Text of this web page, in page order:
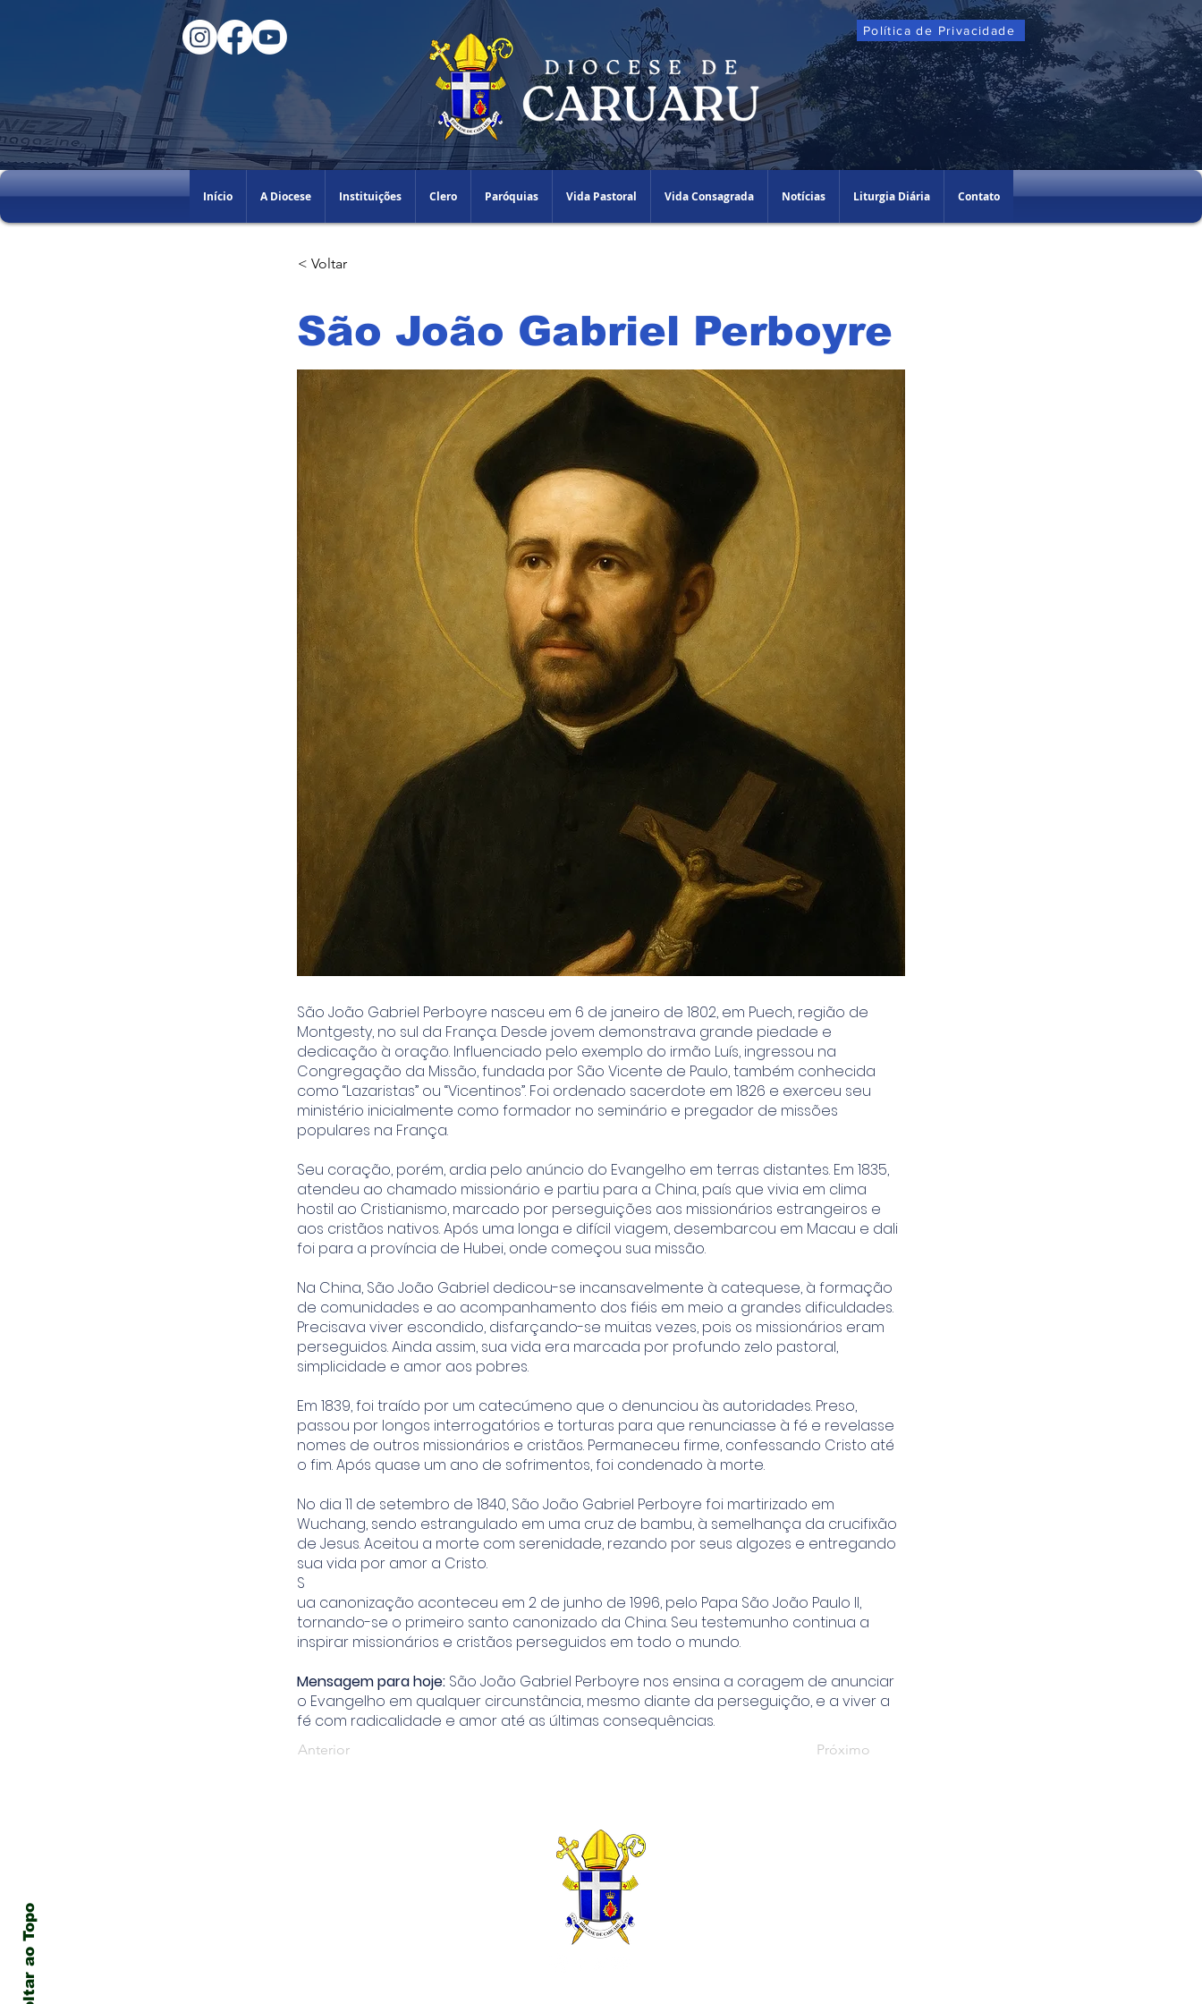
Política de Privacidade
Início A Diocese Instituições Clero Paróquias Vida Pastoral Vida Consagrada Notícias Liturgia Diária Contato
< Voltar
São João Gabriel Perboyre
São João Gabriel Perboyre nasceu em 6 de janeiro de 1802, em Puech, região de
Montgesty, no sul da França. Desde jovem demonstrava grande piedade e
dedicação à oração. Influenciado pelo exemplo do irmão Luís, ingressou na
Congregação da Missão, fundada por São Vicente de Paulo, também conhecida
como “Lazaristas” ou “Vicentinos”. Foi ordenado sacerdote em 1826 e exerceu seu
ministério inicialmente como formador no seminário e pregador de missões
populares na França.
Seu coração, porém, ardia pelo anúncio do Evangelho em terras distantes. Em 1835,
atendeu ao chamado missionário e partiu para a China, país que vivia em clima
hostil ao Cristianismo, marcado por perseguições aos missionários estrangeiros e
aos cristãos nativos. Após uma longa e difícil viagem, desembarcou em Macau e dali
foi para a província de Hubei, onde começou sua missão.
Na China, São João Gabriel dedicou-se incansavelmente à catequese, à formação
de comunidades e ao acompanhamento dos fiéis em meio a grandes dificuldades.
Precisava viver escondido, disfarçando-se muitas vezes, pois os missionários eram
perseguidos. Ainda assim, sua vida era marcada por profundo zelo pastoral,
simplicidade e amor aos pobres.
Em 1839, foi traído por um catecúmeno que o denunciou às autoridades. Preso,
passou por longos interrogatórios e torturas para que renunciasse à fé e revelasse
nomes de outros missionários e cristãos. Permaneceu firme, confessando Cristo até
o fim. Após quase um ano de sofrimentos, foi condenado à morte.
No dia 11 de setembro de 1840, São João Gabriel Perboyre foi martirizado em
Wuchang, sendo estrangulado em uma cruz de bambu, à semelhança da crucifixão
de Jesus. Aceitou a morte com serenidade, rezando por seus algozes e entregando
sua vida por amor a Cristo.
S
ua canonização aconteceu em 2 de junho de 1996, pelo Papa São João Paulo II,
tornando-se o primeiro santo canonizado da China. Seu testemunho continua a
inspirar missionários e cristãos perseguidos em todo o mundo.
Mensagem para hoje: São João Gabriel Perboyre nos ensina a coragem de anunciar
o Evangelho em qualquer circunstância, mesmo diante da perseguição, e a viver a
fé com radicalidade e amor até as últimas consequências.
Anterior Próximo
Voltar ao Topo